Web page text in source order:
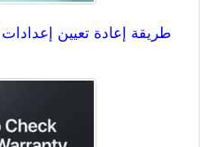
طريقة إعادة تعيين